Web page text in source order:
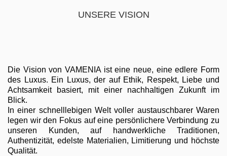
UNSERE VISION
Die Vision von VAMENIA ist eine neue, eine edlere Form
des Luxus. Ein Luxus, der auf Ethik, Respekt, Liebe und
Achtsamkeit basiert, mit einer nachhaltigen Zukunft im
Blick.
In einer schnelllebigen Welt voller austauschbarer Waren
legen wir den Fokus auf eine persönlichere Verbindung zu
unseren Kunden, auf handwerkliche Traditionen,
Authentizität, edelste Materialien, Limitierung und höchste
Qualität.